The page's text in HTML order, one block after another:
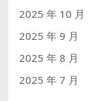
2025 年 10 月
2025 年 9 月
2025 年 8 月
2025 年 7 月